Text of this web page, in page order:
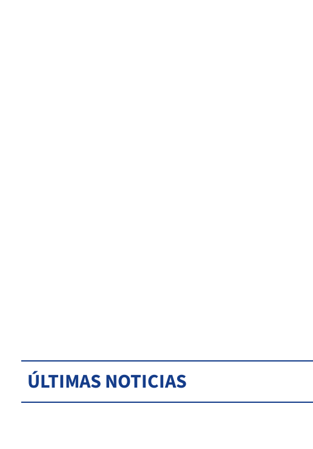
ÚLTIMAS NOTICIAS